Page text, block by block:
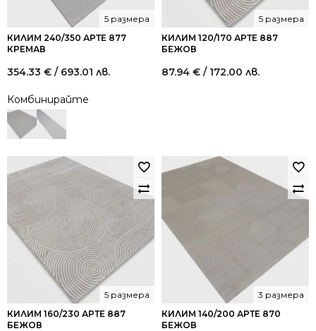
КИЛИМ 240/350 АРТЕ 877
КРЕМАВ
5 размера
354.33 € / 693.01 лв.
Комбинирайте
КИЛИМ 120/170 АРТЕ 887
БЕЖОВ
5 размера
87.94 € / 172.00 лв.
КИЛИМ 160/230 АРТЕ 887
БЕЖОВ
5 размера
КИЛИМ 140/200 АРТЕ 870
БЕЖОВ
3 размера